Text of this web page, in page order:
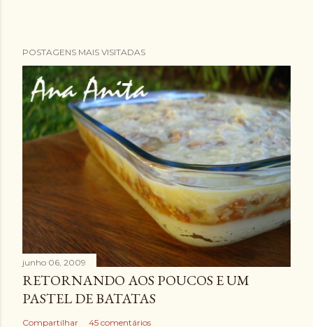
POSTAGENS MAIS VISITADAS
junho 06, 2009
RETORNANDO AOS POUCOS E UM
PASTEL DE BATATAS
Compartilhar 45 comentários